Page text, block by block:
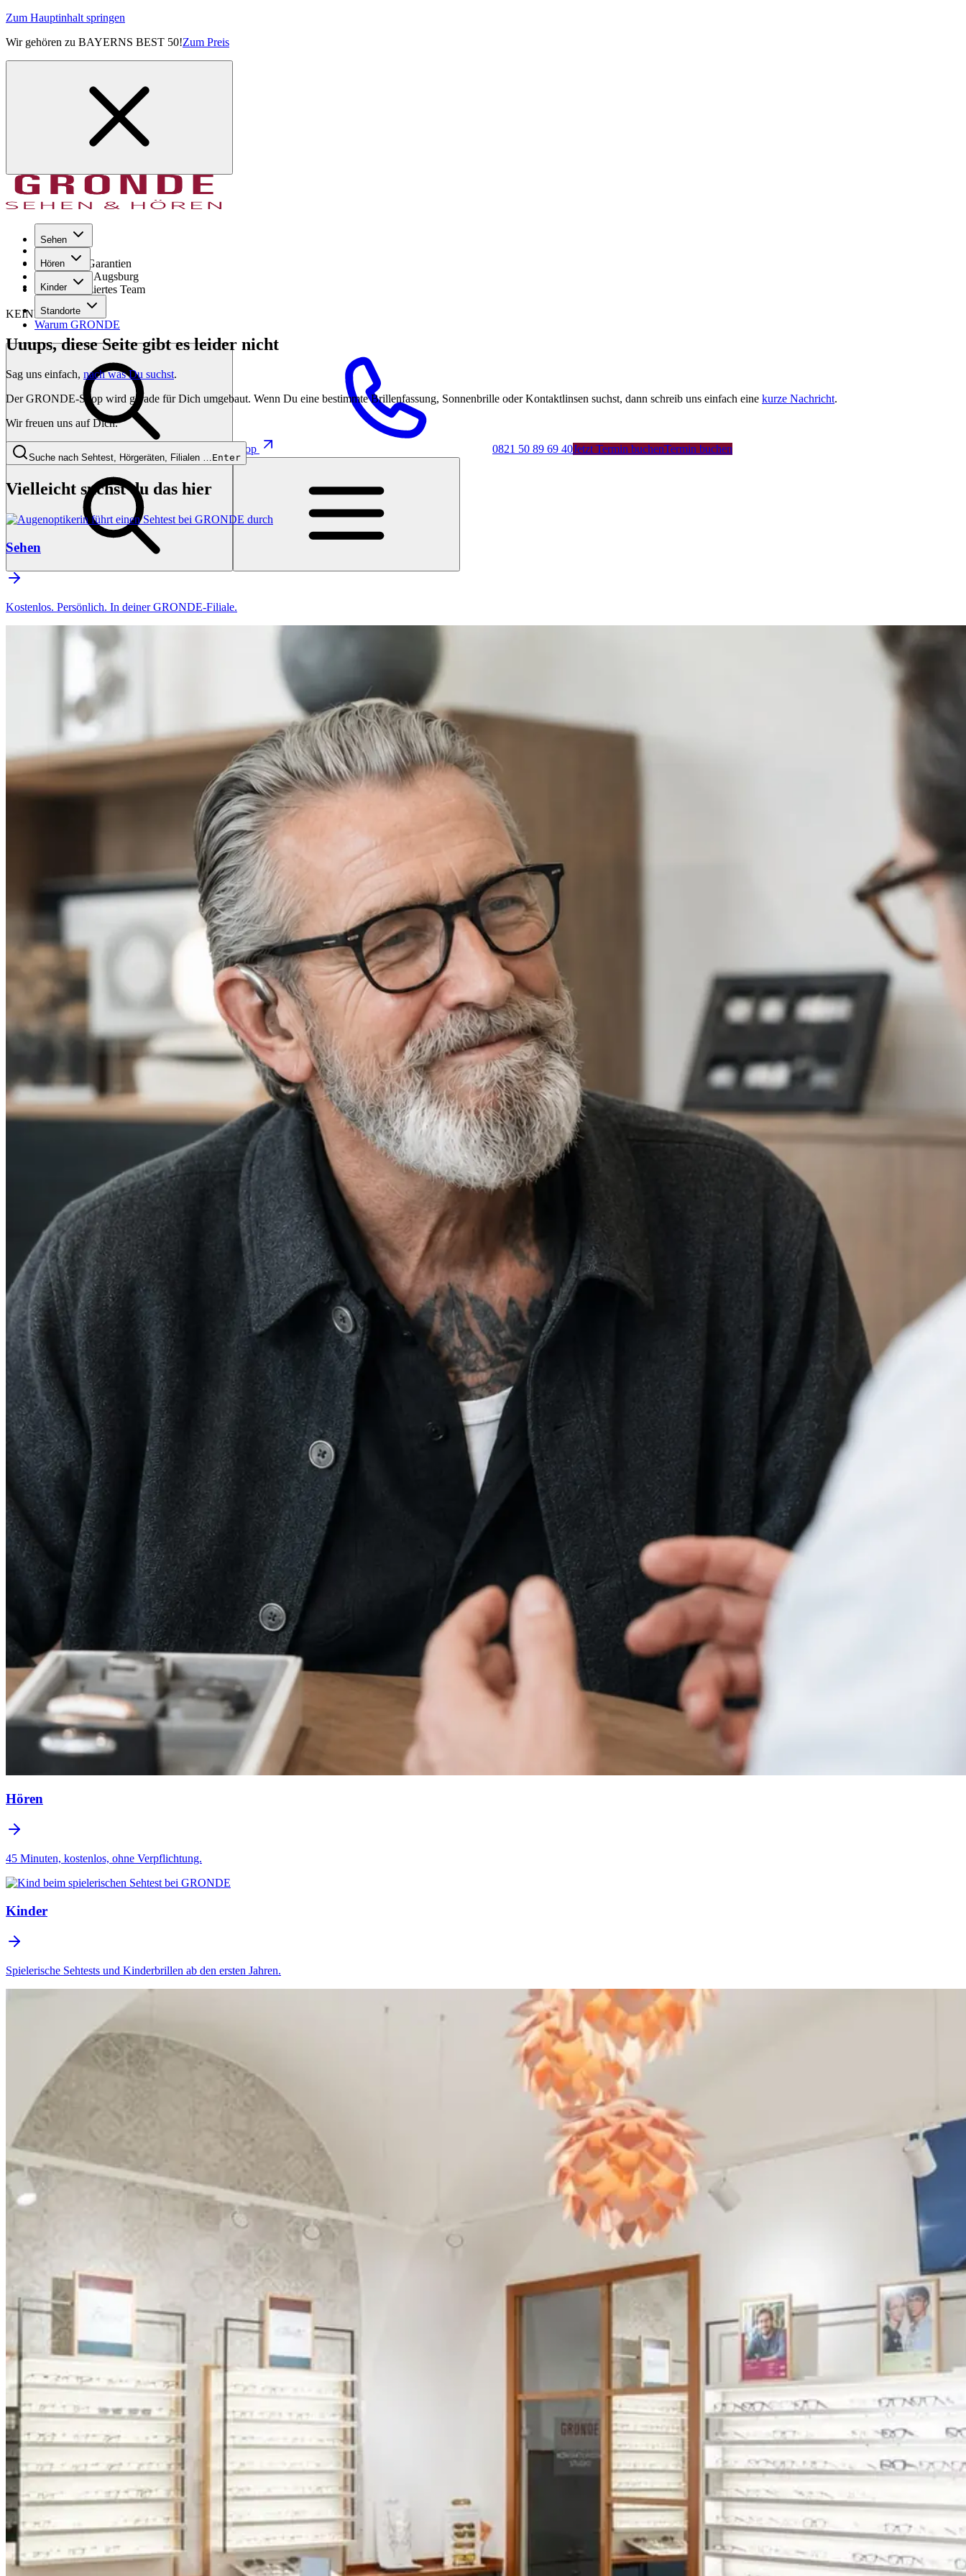
Zum Hauptinhalt springen
Wir gehören zu BAYERNS BEST 50!Zum Preis
Sehen
Hören
Kinder
Standorte
Warum GRONDE
Shop 0821 50 89 69 40Jetzt Termin buchenTermin buchen
Seit 1971
GRONDE Garantien
8× im Raum Augsburg
Hochqualifiziertes Team
KEINE SORGE!
Uuups, diese Seite gibt es leider nicht
Sag uns einfach, nach was Du suchst.
Der GRONDE-Shop wird gerade für Dich umgebaut. Wenn Du eine bestimmte Brillenfassung, Sonnenbrille oder Kontaktlinsen suchst, dann schreib uns einfach eine kurze Nachricht.
Wir freuen uns auf Dich.
Suche nach Sehtest, Hörgeräten, Filialen …Enter
Vielleicht suchst du das hier
Sehen
Kostenlos. Persönlich. In deiner GRONDE-Filiale.
Hören
45 Minuten, kostenlos, ohne Verpflichtung.
Kinder
Spielerische Sehtests und Kinderbrillen ab den ersten Jahren.